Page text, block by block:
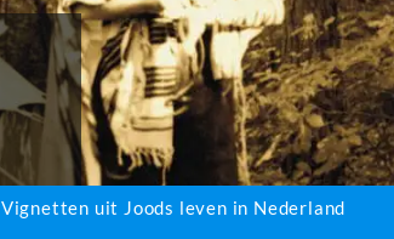
Vignetten uit Joods leven in Nederland